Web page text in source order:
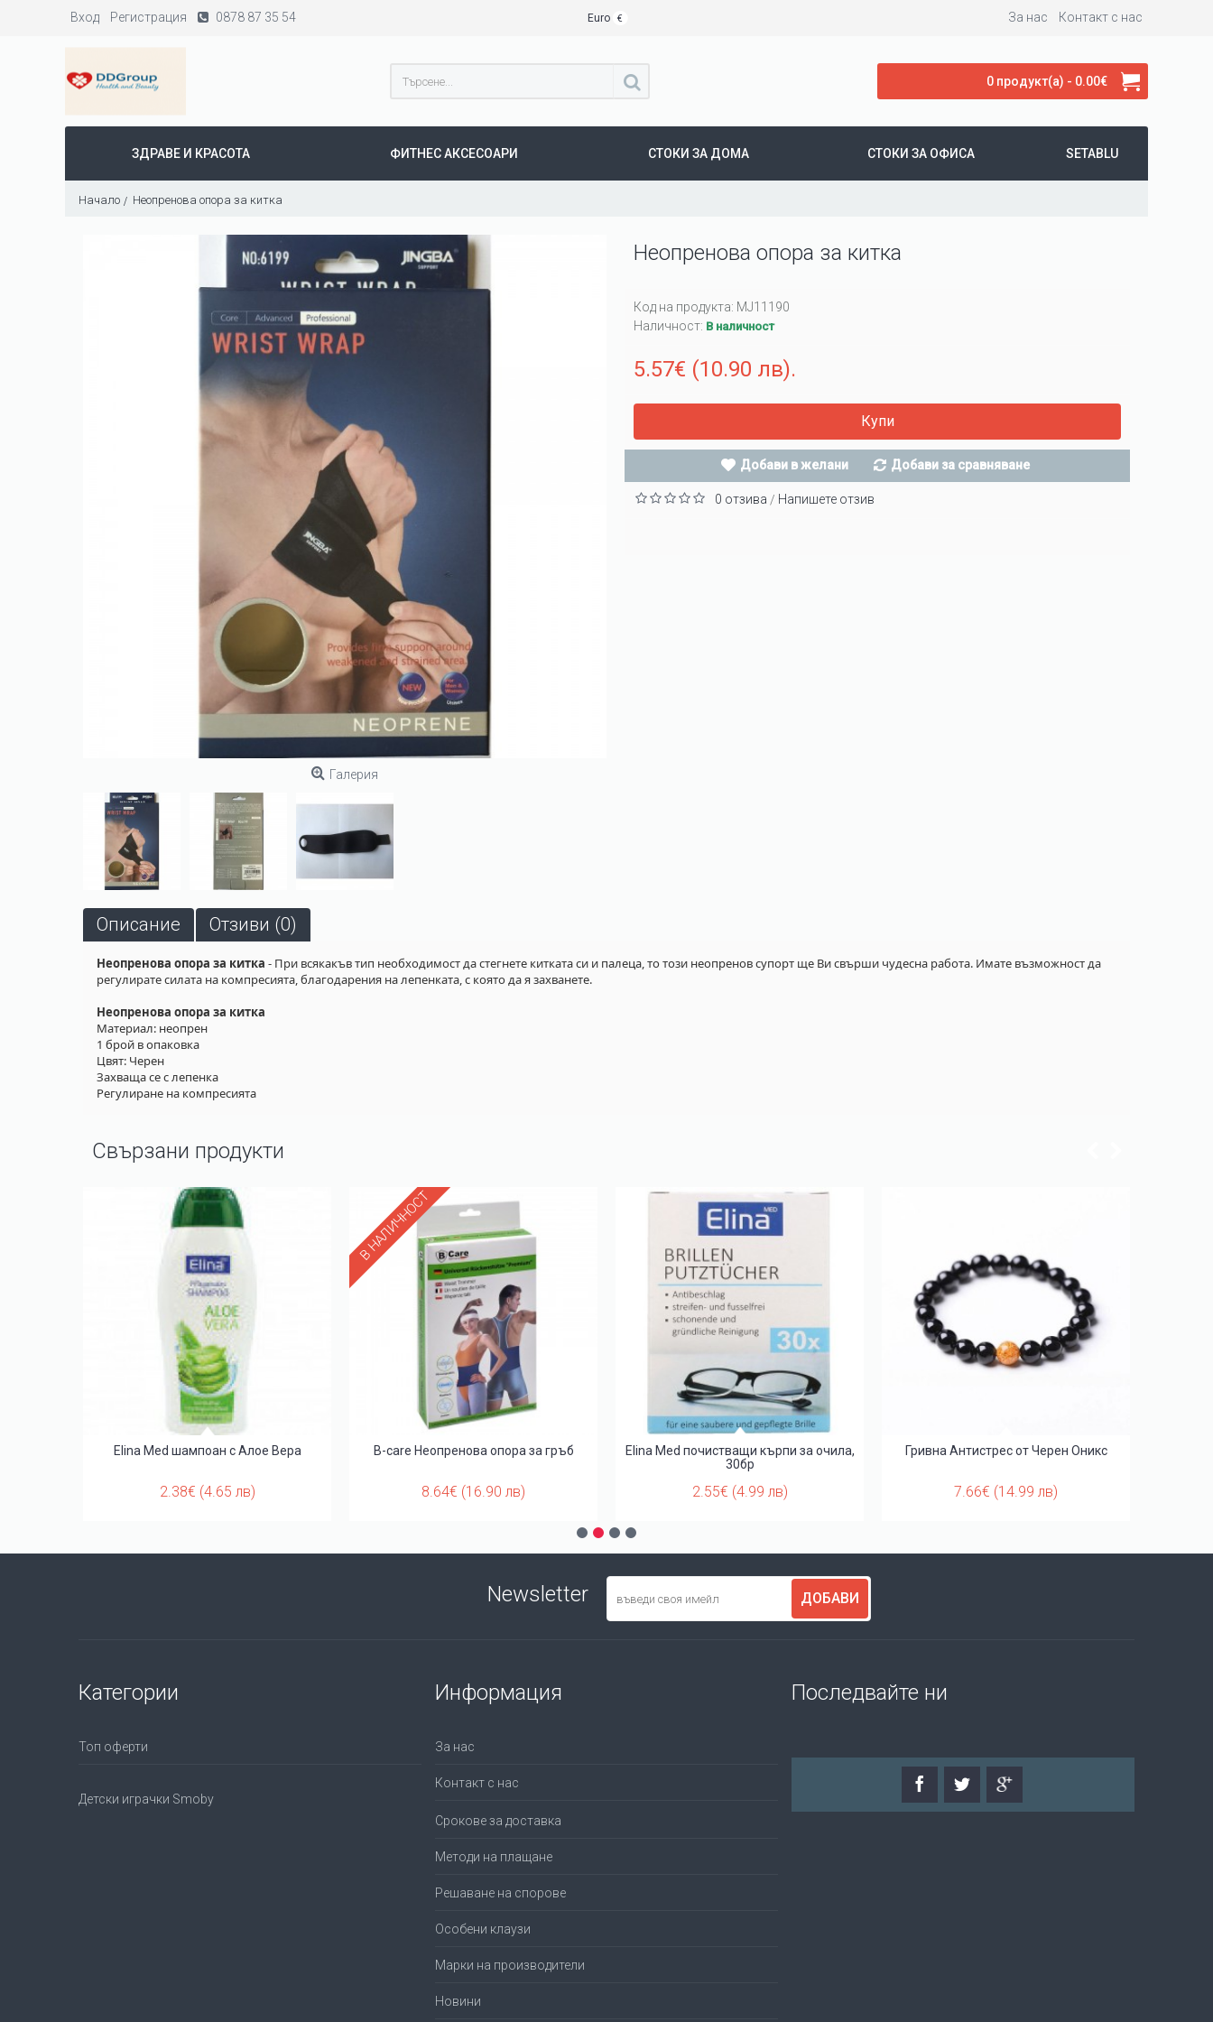
Вход Регистрация 0878 87 35 54 Euro € За нас Контакт с нас
0 продукт(а) - 0.00€
ЗДРАВЕ И КРАСОТА ФИТНЕС АКСЕСОАРИ СТОКИ ЗА ДОМА СТОКИ ЗА ОФИСА SETABLU
Начало Неопренова опора за китка
Галерия
Неопренова опора за китка
Код на продукта: MJ11190
Наличност: В наличност
5.57€ (10.90 лв).
Купи
Добави в желани Добави за сравняване
0 отзива / Напишете отзив
Описание Отзиви (0)
Неопренова опора за китка - При всякакъв тип необходимост да стегнете китката си и палеца, то този неопренов супорт ще Ви свърши чудесна работа. Имате възможност да
регулирате силата на компресията, благодарения на лепенката, с която да я захванете.
Неопренова опора за китка
Материал: неопрен
1 брой в опаковка
Цвят: Черен
Захваща се с лепенка
Регулиране на компресията
Свързани продукти
Elina Med шампоан с Алое Вера
2.38€ (4.65 лв)
В НАЛИЧНОСТ
B-care Неопренова опора за гръб
8.64€ (16.90 лв)
Elina Med почистващи кърпи за очила,
30бр
2.55€ (4.99 лв)
Гривна Антистрес от Черен Оникс
7.66€ (14.99 лв)
Newsletter ДОБАВИ
Категории
Топ оферти
Детски играчки Smoby
Информация
За нас
Контакт с нас
Срокове за доставка
Методи на плащане
Решаване на спорове
Особени клаузи
Марки на производители
Новини
Последвайте ни